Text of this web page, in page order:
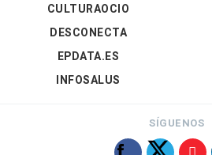
CULTURAOCIO
DESCONECTA
EPDATA.ES
INFOSALUS
SÍGUENOS